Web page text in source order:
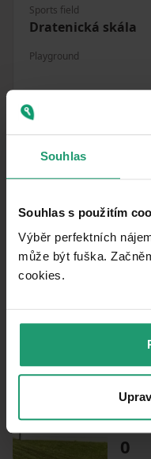
Souhlas
Souhlas s použitím
Výběr perfektních
může být fuška.
cookies.​
Sports field
Dratenická skála
Playground
How far to…
Similar
0